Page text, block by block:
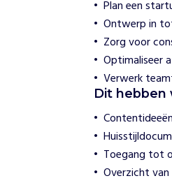
c
h
t
i
n
g
P
l
a
n
e
e
t
Plan een
Ontwerp in
Zorg voor
Optimaliseer
Verwerk
Dit hebben
Toegang tot
Overzicht